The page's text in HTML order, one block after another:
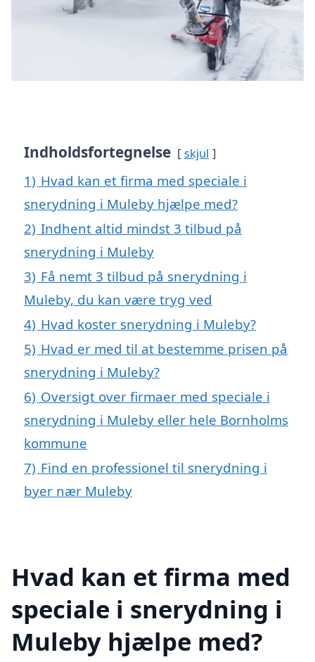
Indholdsfortegnelse skjul
1) Hvad kan et firma med speciale i
snerydning i Muleby hjælpe med?
2) Indhent altid mindst 3 tilbud på
snerydning i Muleby
3) Få nemt 3 tilbud på snerydning i
Muleby, du kan være tryg ved
4) Hvad koster snerydning i Muleby?
5) Hvad er med til at bestemme prisen på
snerydning i Muleby?
6) Oversigt over firmaer med speciale i
snerydning i Muleby eller hele Bornholms
kommune
7) Find en professionel til snerydning i
byer nær Muleby
Hvad kan et firma med
speciale i snerydning i
Muleby hjælpe med?